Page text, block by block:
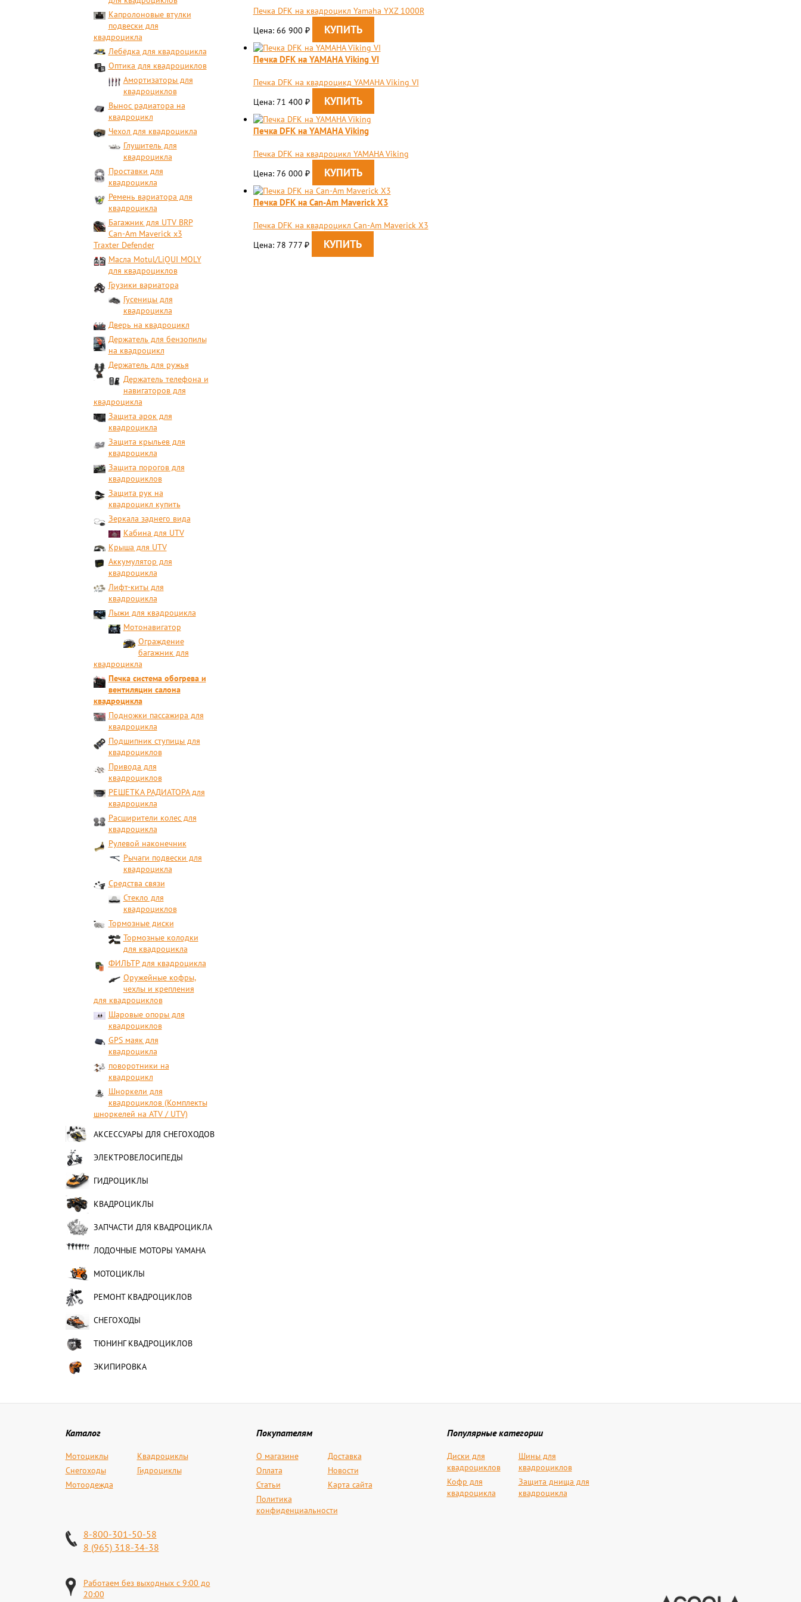
Капролоновые втулки
подвески для
квадроцикла
Лебёдка для квадроцикла
Оптика для квадроциклов
Амортизаторы для
квадроциклов
Вынос радиатора на
квадроцикл
Чехол для квадроцикла
Глушитель для
квадроцикла
Проставки для
квадроцикла
Ремень вариатора для
квадроцикла
Багажник для UTV BRP
Can-Am Maverick x3
Traxter Defender
Масла Motul/LiQUI MOLY
для квадроциклов
Грузики вариатора
Гусеницы для
квадроцикла
Дверь на квадроцикл
Держатель для бензопилы
на квадроцикл
Держатель для ружья
Держатель телефона и
навигаторов для
квадроцикла
Защита арок для
квадроцикла
Защита крыльев для
квадроцикла
Защита порогов для
квадроциклов
Защита рук на
квадроцикл купить
Зеркала заднего вида
Кабина для UTV
Крыша для UTV
Аккумулятор для
квадроцикла
Лифт-киты для
квадроцикла
Лыжи для квадроцикла
Мотонавигатор
Ограждение
багажник для
квадроцикла
Печка система обогрева и
вентиляции салона
квадроцикла
Подножки пассажира для
квадроцикла
Подшипник ступицы для
квадроциклов
Привода для
квадроциклов
РЕШЕТКА РАДИАТОРА для
квадроцикла
Расширители колес для
квадроцикла
Рулевой наконечник
Рычаги подвески для
квадроцикла
Средства связи
Стекло для
квадроциклов
Тормозные диски
Тормозные колодки
для квадроцикла
ФИЛЬТР для квадроцикла
Оружейные кофры,
чехлы и крепления
для квадроциклов
Шаровые опоры для
квадроциклов
GPS маяк для
квадроцикла
поворотники на
квадроцикл
Шноркели для
квадроциклов (Комплекты
шноркелей на ATV / UTV)
АКСЕССУАРЫ ДЛЯ СНЕГОХОДОВ
ЭЛЕКТРОВЕЛОСИПЕДЫ
ГИДРОЦИКЛЫ
КВАДРОЦИКЛЫ
ЗАПЧАСТИ ДЛЯ КВАДРОЦИКЛА
ЛОДОЧНЫЕ МОТОРЫ YAMAHA
МОТОЦИКЛЫ
РЕМОНТ КВАДРОЦИКЛОВ
СНЕГОХОДЫ
ТЮНИНГ КВАДРОЦИКЛОВ
ЭКИПИРОВКА
Печка DFK на квадроцикл Yamaha YXZ 1000R
Цена: 66 900 ₽
Печка DFK на YAMAHA Viking VI
Печка DFK на квадроцикд YAMAHA Viking VI
Цена: 71 400 ₽
Печка DFK на YAMAHA Viking
Печка DFK на квадроцикл YAMAHA Viking
Цена: 76 000 ₽
Печка DFK на Can-Am Maverick X3
Печка DFK на квадроцикл Can-Am Maverick X3
Цена: 78 777 ₽
Каталог
Мотоциклы
Квадроциклы
Снегоходы
Гидроциклы
Мотоодежда
Покупателям
О магазине
Доставка
Оплата
Новости
Статьи
Карта сайта
Политика
конфиденциальности
Популярные категории
Диски для
квадроциклов
Шины для
квадроциклов
Кофр для
квадроцикла
Защита днища для
квадроцикла
8-800-301-50-58
8 (965) 318-34-38
Работаем без выходных с 9:00 до
20:00